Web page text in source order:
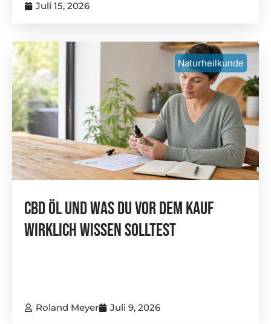
Juli 15, 2026
Naturheilkunde
CBD Öl Und Was Du Vor Dem Kauf
Wirklich Wissen Solltest
Roland Meyer Juli 9, 2026